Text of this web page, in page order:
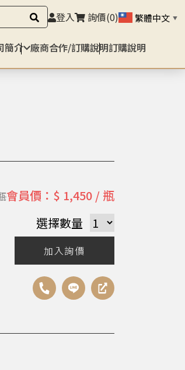
登入 詢價(0) 繁體中文 ▼
簡介 廠商合作/訂購說明訂購說明
會員價：$ 1,450 / 瓶
選擇數量
加入詢價